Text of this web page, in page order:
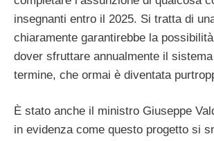
insegnanti entro il 2025. Si tratta di
chiaramente garantirebbe la
dover sfruttare annualmente il
termine, che ormai è diventata
È stato anche il ministro Giuseppe
in evidenza come questo progetto si